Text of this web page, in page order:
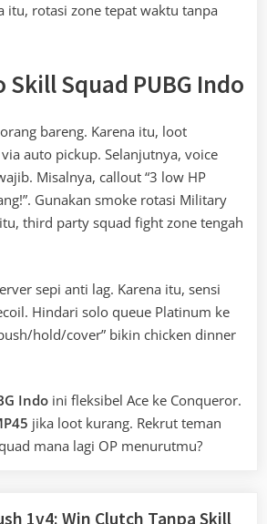
itu, rotasi zone tepat waktu tanpa
Skill Squad PUBG Indo
bareng. Karena itu, loot
auto pickup. Selanjutnya, voice
Misalnya, callout “3 low HP
Gunakan smoke rotasi Military
third party squad fight zone tengah
sepi anti lag. Karena itu, sensi
Hindari solo queue Platinum ke
hold/cover” bikin chicken dinner
Indo ini fleksibel Ace ke Conqueror.
jika loot kurang. Rekrut teman
mana lagi OP menurutmu?
1v4: Win Clutch Tanpa Skill